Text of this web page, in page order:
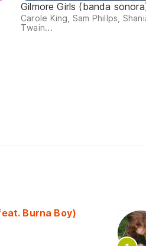
Gilmore Girls (banda
Carole King, Sam Phillps,
Twain...
Burna Boy)